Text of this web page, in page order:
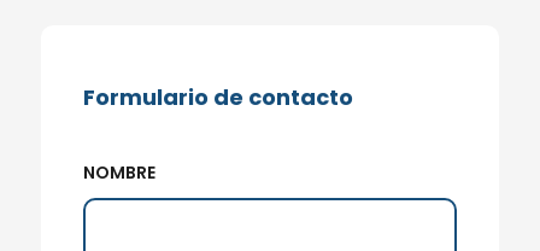
Formulario de contacto
NOMBRE